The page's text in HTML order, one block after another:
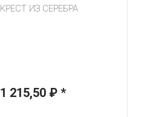
КРЕСТ ИЗ СЕРЕБРА
1 215,50 ₽*